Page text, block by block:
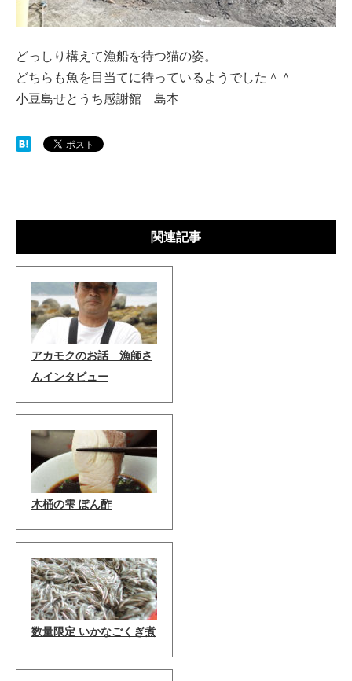
どっしり構えて漁船を待つ猫の姿。
どちらも魚を目当てに待っているようでした＾＾
小豆島せとうち感謝館 島本
関連記事
アカモクのお話 漁師さ
んインタビュー
木桶の雫 ぽん酢
数量限定 いかなごくぎ煮